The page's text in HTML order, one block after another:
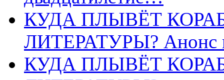
КУДА ПЛЫВЁТ
ЛИТЕРАТУРЫ? Анонс
КУДА ПЛЫВЁТ